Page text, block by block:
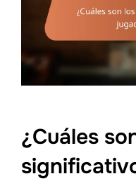
¿Cuáles